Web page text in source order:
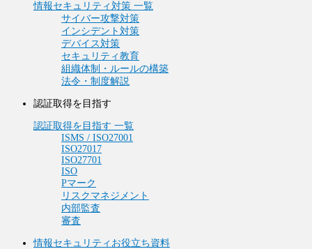
情報セキュリティ対策 一覧
サイバー攻撃対策
インシデント対策
デバイス対策
セキュリティ教育
組織体制・ルールの構築
法令・制度解説
認証取得を目指す
認証取得を目指す 一覧
ISMS / ISO27001
ISO27017
ISO27701
ISO
Pマーク
リスクマネジメント
内部監査
審査
情報セキュリティお役立ち資料